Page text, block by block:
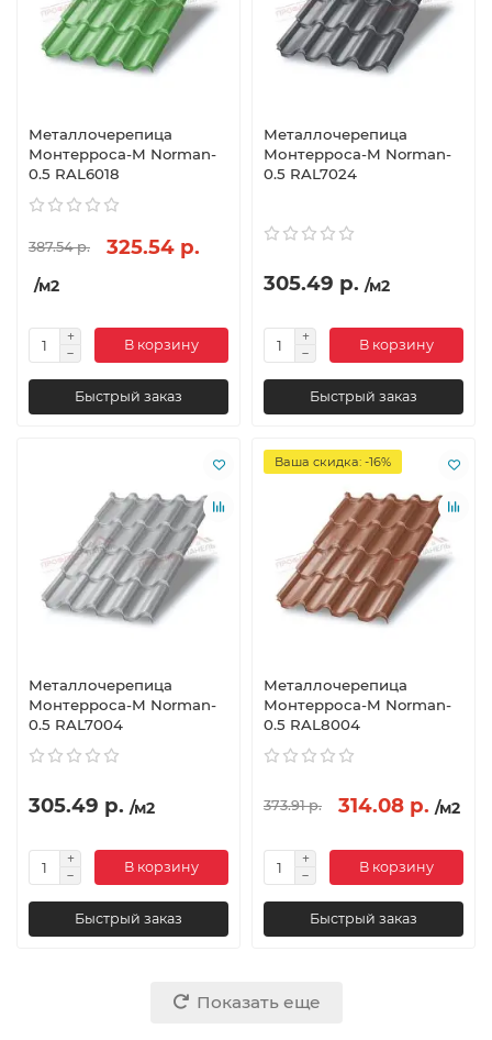
Металлочерепица
Монтерроса-M Norman-
0.5 RAL6018
387.54 р. 325.54 р.
/м2
В корзину
Быстрый заказ
Металлочерепица
Монтерроса-M Norman-
0.5 RAL7024
305.49 р. /м2
В корзину
Быстрый заказ
Металлочерепица
Монтерроса-M Norman-
0.5 RAL7004
305.49 р. /м2
В корзину
Быстрый заказ
Ваша скидка: -16%
Металлочерепица
Монтерроса-M Norman-
0.5 RAL8004
373.91 р. 314.08 р. /м2
В корзину
Быстрый заказ
Показать еще